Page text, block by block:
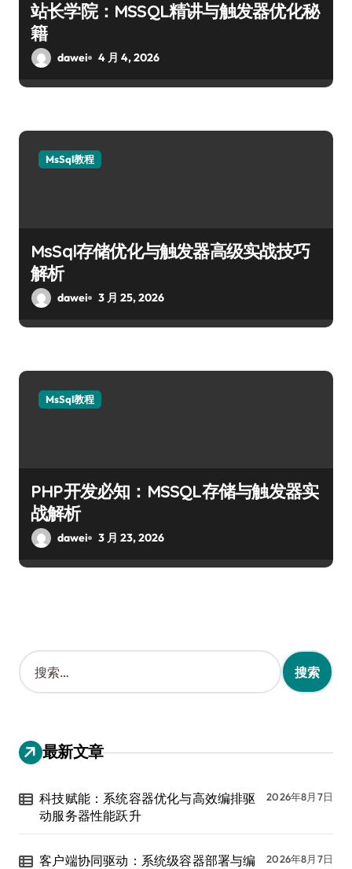
站长学院：MSSQL精讲与触发器优化秘
籍
dawei 4 月 4, 2026
MsSql教程
MsSql存储优化与触发器高级实战技巧
解析
dawei 3 月 25, 2026
MsSql教程
PHP开发必知：MSSQL存储与触发器实
战解析
dawei 3 月 23, 2026
搜
索
：
最新文章
科技赋能：系统容器优化与高效编排驱
动服务器性能跃升
2026年8月7日
客户端协同驱动：系统级容器部署与编
2026年8月7日